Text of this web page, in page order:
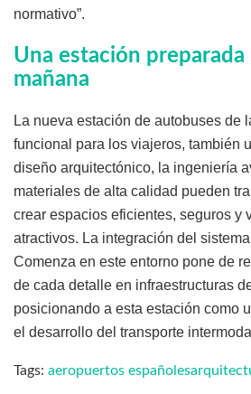
normativo”.
Una estación preparada
mañana
La nueva estación de autobuses de
funcional para los viajeros, también
diseño arquitectónico, la ingeniería
materiales de alta calidad pueden
crear espacios eficientes, seguros y
atractivos. La integración del
Comenza en este entorno pone de
de cada detalle en infraestructuras
posicionando a esta estación como
el desarrollo del transporte
Tags: aeropuertos españoles